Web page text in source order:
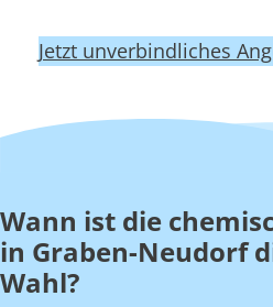
Jetzt unverbindliches
Wann ist die
in Graben-Neudorf
Wahl?